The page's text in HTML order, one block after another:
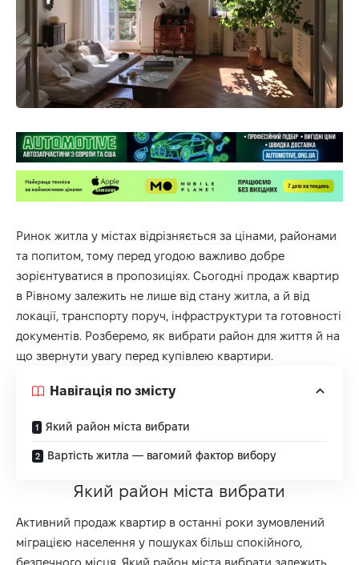
Ринок житла у містах відрізняється за цінами, районами
та попитом, тому перед угодою важливо добре
зорієнтуватися в пропозиціях. Сьогодні продаж квартир
в Рівному залежить не лише від стану житла, а й від
локації, транспорту поруч, інфраструктури та готовності
документів. Розберемо, як вибрати район для життя й на
що звернути увагу перед купівлею квартири.
Навігація по змісту
Який район міста вибрати
Вартість житла — вагомий фактор вибору
Який район міста вибрати
Активний продаж квартир в останні роки зумовлений
міграцією населення у пошуках більш спокійного,